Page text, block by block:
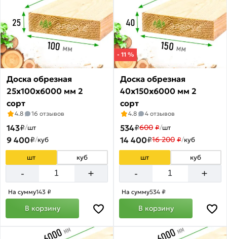
Доска обрезная
25х100х6000 мм 2
сорт
4.8 16 отзывов
143₽/шт
9 400₽/куб
шт куб
- +
На сумму143 ₽
В корзину
- 11 %
Доска обрезная
40х150х6000 мм 2
сорт
4.8 4 отзывов
534₽600 ₽/шт
14 400₽16 200 ₽/куб
шт куб
- +
На сумму534 ₽
В корзину